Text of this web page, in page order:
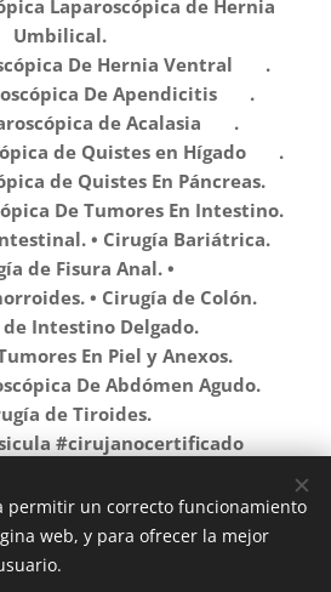
Laparoscópica de Hernia
Umbilical.
De Hernia Ventral ✅️ .
De Apendicitis ✅️ .
de Acalasia ✅️ .
de Quistes en Hígado ✅️ .
de Quistes En Páncreas.✅️
De Tumores En Intestino.
• Cirugía Bariátrica.
de Fisura Anal. •
• Cirugía de Colón.
de Intestino Delgado.
En Piel y Anexos.
De Abdómen Agudo.
de Tiroides.
#cirujanocertificado
#herniaumbilical
#apendice
#tampicomadero #Tampico
permitir un correcto funcionamiento
web, y para ofrecer la mejor